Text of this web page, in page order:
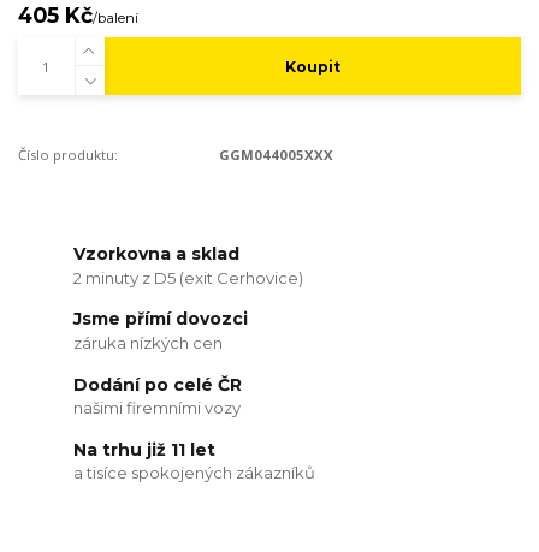
405 Kč/balení
Koupit
Číslo produktu: GGM044005XXX
Vzorkovna a sklad
2 minuty z D5 (exit Cerhovice)
Jsme přímí dovozci
záruka nízkých cen
Dodání po celé ČR
našimi firemními vozy
Na trhu již 11 let
a tisíce spokojených zákazníků